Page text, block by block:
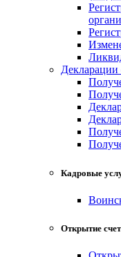
Декларации
Кадровые
Открытие